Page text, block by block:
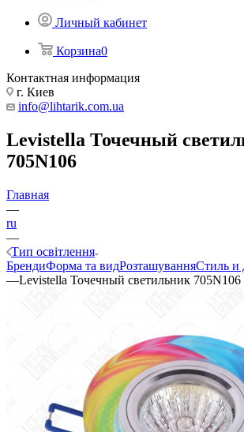
Личный кабинет
Корзина0
Контактная информация
г. Киев
info@lihtarik.com.ua
Levistella Точечный
705N106
Главная
—
ru
—
Тип освітлення
БрендиФорма та видРозташуванняСтиль и
—Levistella Точечный светильник 705N106